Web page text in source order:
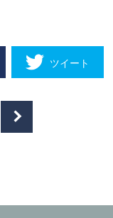
ツイート